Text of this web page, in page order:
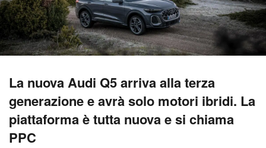
La nuova Audi Q5 arriva alla terza
generazione e avrà solo motori ibridi. La
piattaforma è tutta nuova e si chiama
PPC